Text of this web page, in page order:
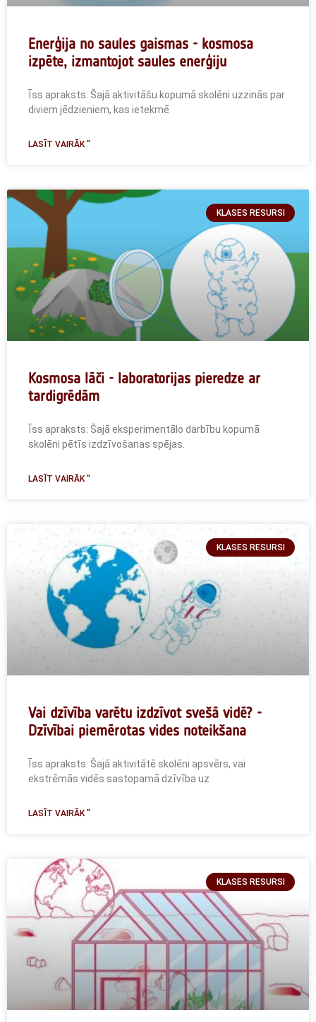
Enerģija no saules gaismas - kosmosa
izpēte, izmantojot saules enerģiju
Īss apraksts: Šajā aktivitāšu kopumā skolēni uzzinās par
diviem jēdzieniem, kas ietekmē
LASĪT VAIRĀK "
KLASES RESURSI
Kosmosa lāči - laboratorijas pieredze ar
tardigrēdām
Īss apraksts: Šajā eksperimentālo darbību kopumā
skolēni pētīs izdzīvošanas spējas.
LASĪT VAIRĀK "
KLASES RESURSI
Vai dzīvība varētu izdzīvot svešā vidē? -
Dzīvībai piemērotas vides noteikšana
Īss apraksts: Šajā aktivitātē skolēni apsvērs, vai
ekstrēmās vidēs sastopamā dzīvība uz
LASĪT VAIRĀK "
KLASES RESURSI